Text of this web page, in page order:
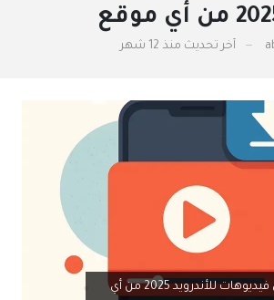
آخر تحديث منذ 12 شهر
أفضل برنامج تنزيل فيديوهات للأندرويد 2025 من أي